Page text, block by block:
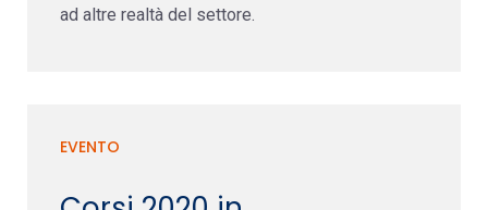
ad altre realtà del settore.
EVENTO